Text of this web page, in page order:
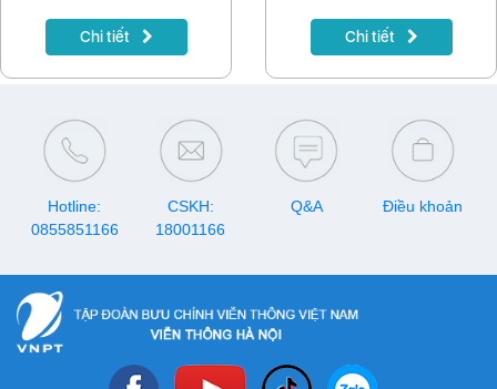
để thuận tiện nhất cho khách
hàng có nhu cầu.
Chi tiết
xuất kinh doanh năm 2018.
Đây là năm thứ 5 liên tiếp
Chi tiết
Hotline:
0855851166
CSKH:
18001166
Q&A Điều khoản